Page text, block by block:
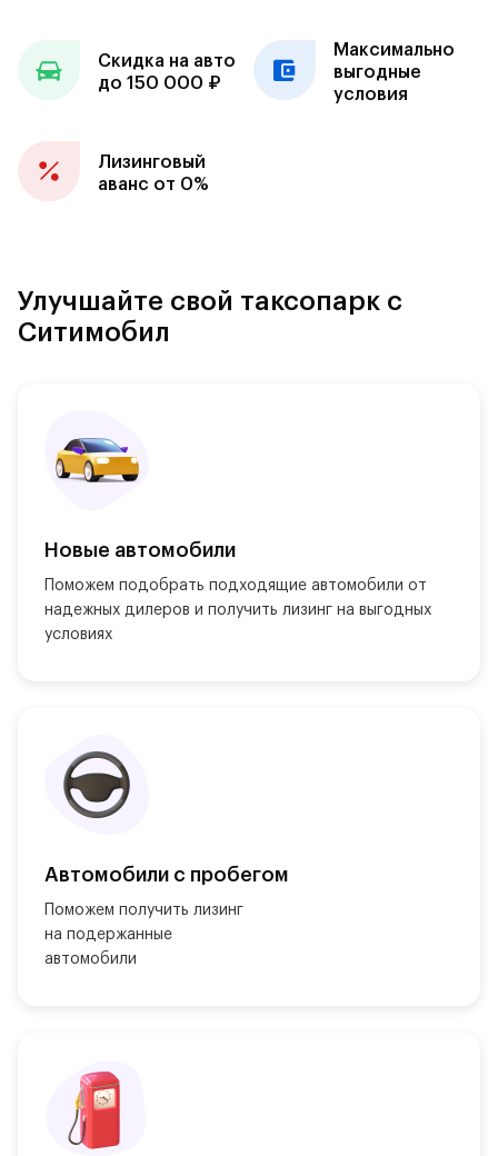
Скидка на авто
до 150 000 ₽
Максимально
выгодные
условия
Лизинговый
аванс от 0%
Улучшайте свой таксопарк с
Ситимобил
Новые автомобили
Поможем подобрать подходящие автомобили от
надежных дилеров и получить лизинг на выгодных
условиях
Автомобили с пробегом
Поможем получить лизинг
на подержанные
автомобили